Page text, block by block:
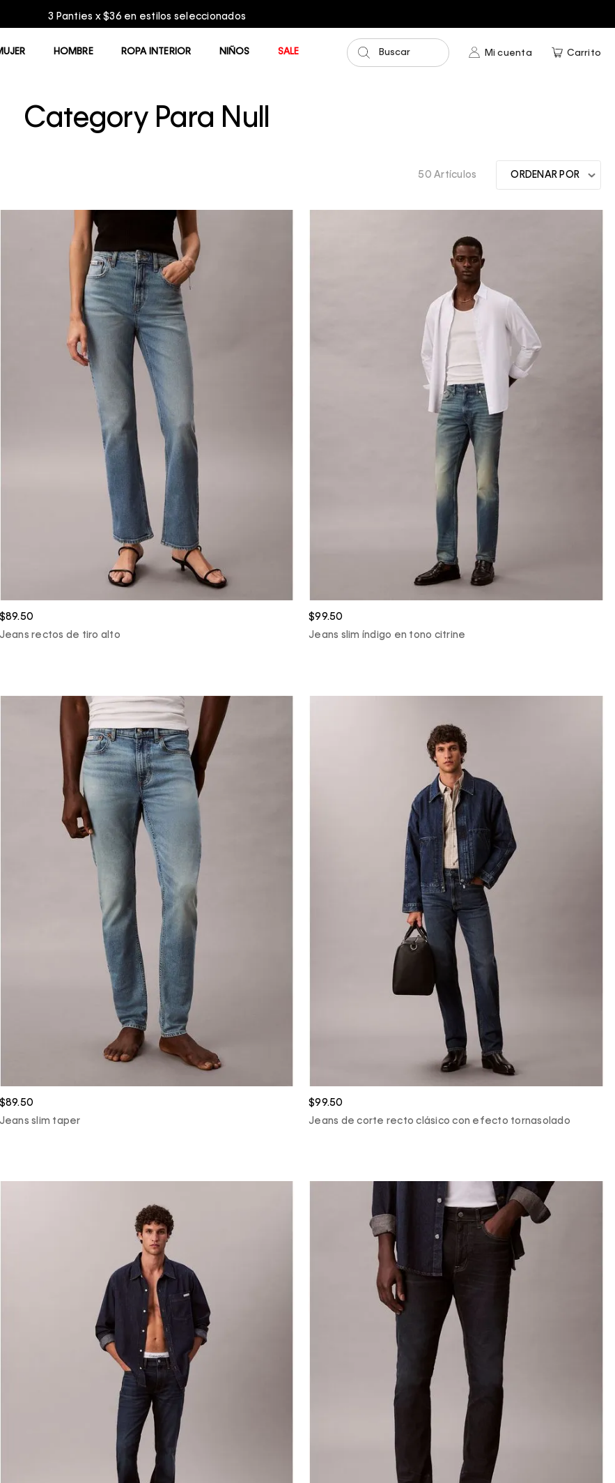
Entrega GRATIS en compras mayores a $75.00
Buscar Mi cuenta Carrito
HOMBRE ROPA INTERIOR NIÑOS SALE
Category Para Null
ORDENAR POR
50 Artículos
$89.50
Jeans rectos de tiro alto
$99.50
Jeans slim índigo en tono citrine
$89.50
Jeans slim taper
$99.50
Jeans de corte recto clásico con efecto tornasolado